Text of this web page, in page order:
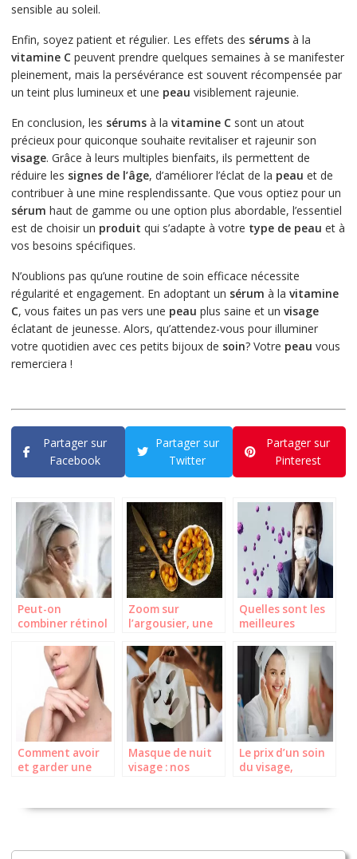
sensible au soleil.
Enfin, soyez patient et régulier. Les effets des sérumsà la
vitamine Cpeuvent prendre quelques semaines à se manifester
pleinement, mais la persévérance est souvent récompensée par
un teint plus lumineux et une peau visiblement rajeunie.
En conclusion, les sérumsà la vitamine Csont un atout
précieux pour quiconque souhaite revitaliser et rajeunir son
visage. Grâce à leurs multiples bienfaits, ils permettent de
réduire les signes de l’âge, d’améliorer l’éclat de la peau et de
contribuer à une mine resplendissante. Que vous optiez pour un
sérum haut de gamme ou une option plus abordable, l’essentiel
est de choisir un produit qui s’adapte à votre type de peau et à
vos besoins spécifiques.
N’oublions pas qu’une routine de soin efficace nécessite
régularité et engagement. En adoptant un sérum à la vitamine
C, vous faites un pas vers une peau plus saine et un visage
éclatant de jeunesse. Alors, qu’attendez-vous pour illuminer
votre quotidien avec ces petits bijoux de soin? Votre peau vous
remerciera !
Partager sur
Facebook
Partager sur
Twitter
Partager sur
Pinterest
Peut-on
combiner rétinol
le visage ?
Zoom sur
l’argousier, une
multiples vertus
Quelles sont les
meilleures
booster votre
immunité ?
Comment avoir
et garder une
Masque de nuit
visage : nos
l’utiliser
Le prix d’un soin
du visage,